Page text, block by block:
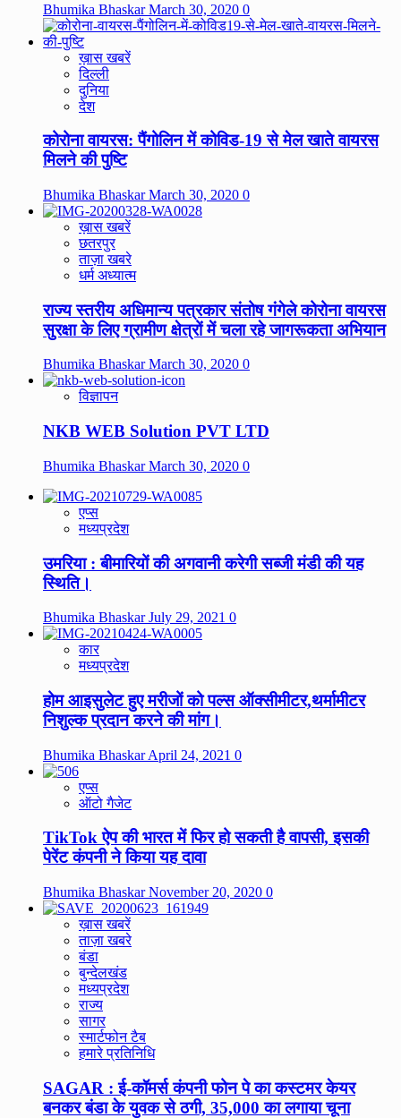
Bhumika BhaskarMarch 30, 2020 0
ख़ास खबरें
दिल्ली
दुनिया
देश
कोरोना वायरस: पैंगोलिन में कोविड-19 से मेल खाते वायरस
मिलने की पुष्टि
Bhumika BhaskarMarch 30, 2020 0
ख़ास खबरें
छतरपुर
ताज़ा खबरे
धर्म अध्यात्म
राज्य स्तरीय अधिमान्य पत्रकार संतोष गंगेले कोरोना वायरस
सुरक्षा के लिए ग्रामीण क्षेत्रों में चला रहे जागरूकता अभियान
Bhumika BhaskarMarch 30, 2020 0
विज्ञापन
NKB WEB Solution PVT LTD
Bhumika BhaskarMarch 30, 2020 0
एप्स
मध्यप्रदेश
उमरिया : बीमारियों की अगवानी करेगी सब्जी मंडी की यह
स्थिति।
Bhumika BhaskarJuly 29, 2021 0
कार
मध्यप्रदेश
होम आइसुलेट हुए मरीजों को पल्स ऑक्सीमीटर,थर्मामीटर
निशुल्क प्रदान करने की मांग।
Bhumika BhaskarApril 24, 2021 0
एप्स
ऑटो गैजेट
TikTok ऐप की भारत में फिर हो सकती है वापसी, इसकी
पेरेंट कंपनी ने किया यह दावा
Bhumika BhaskarNovember 20, 2020 0
ख़ास खबरें
ताज़ा खबरे
बंडा
बुन्देलखंड
मध्यप्रदेश
राज्य
सागर
स्मार्टफोन टैब
हमारे प्रतिनिधि
SAGAR : ई-कॉमर्स कंपनी फोन पे का कस्टमर केयर
बनकर बंडा के युवक से ठगी, 35,000 का लगाया चूना